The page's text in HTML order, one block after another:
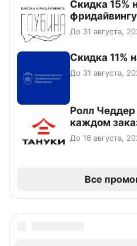
Скидка 15%
фридайвингу
До 31 августа,
Скидка 11%
До 31 августа,
Ролл Чеддер
каждом
До 16 августа,
Все